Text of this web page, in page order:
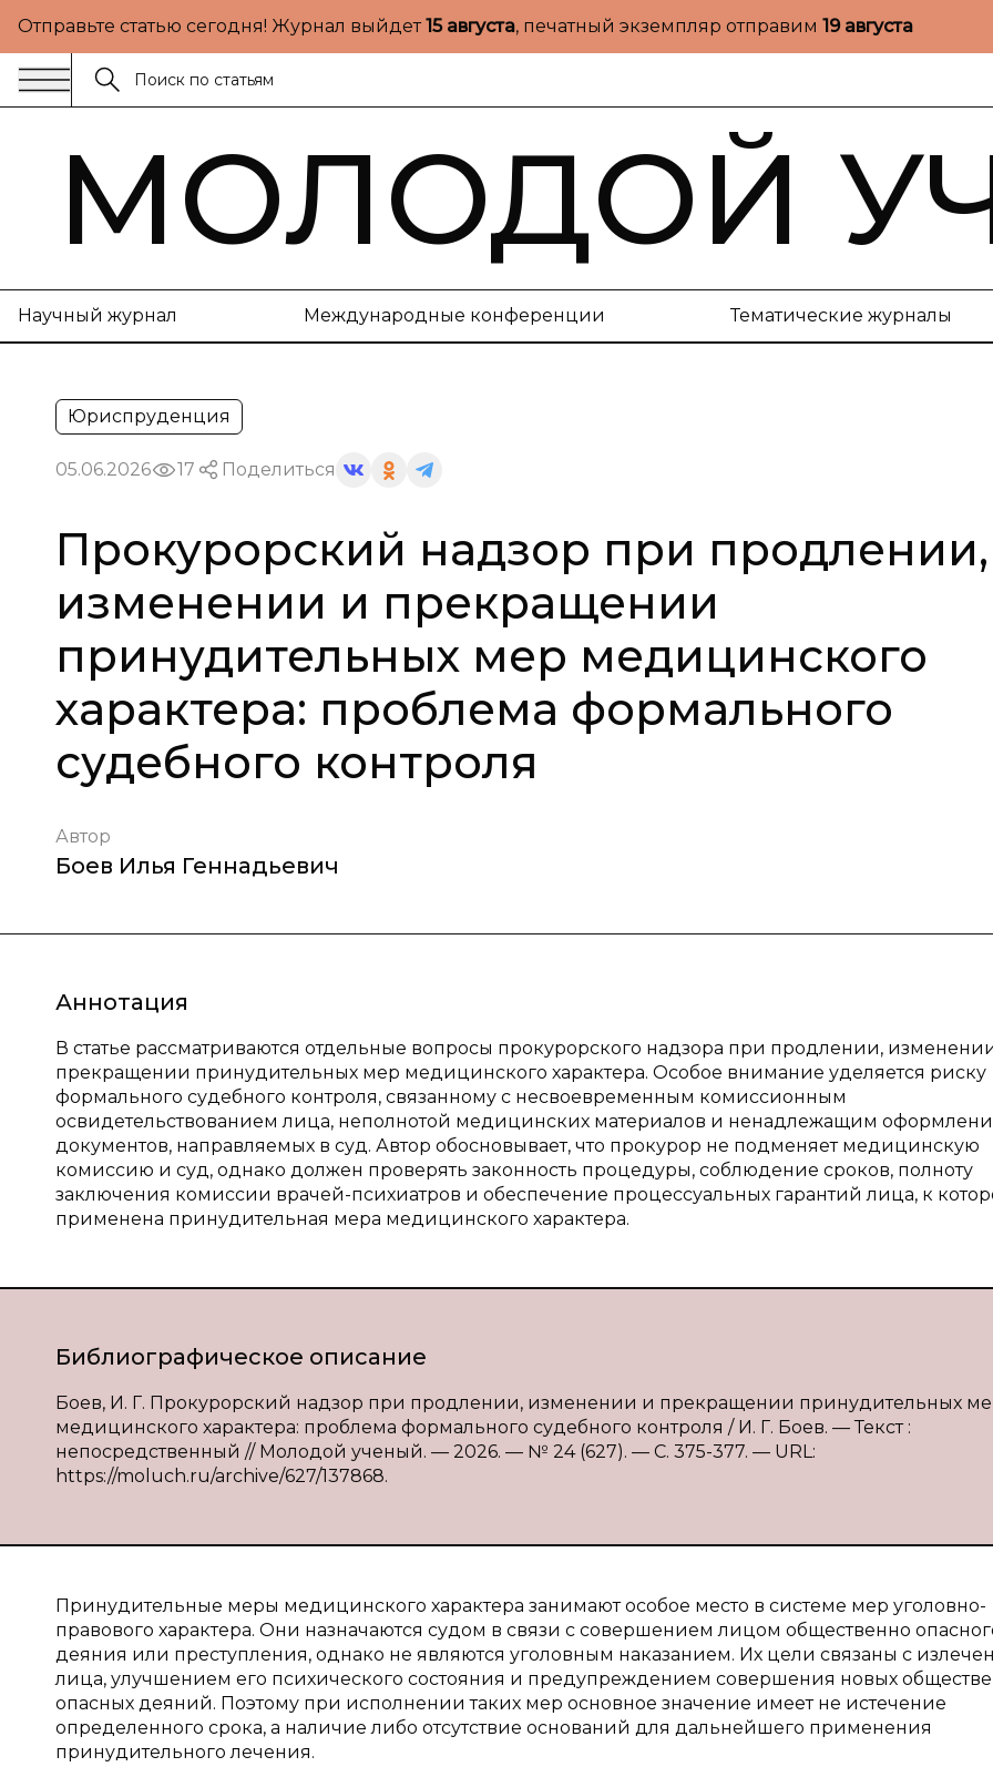
Отправьте статью сегодня! Журнал выйдет15 августа, печатный экземпляр отправим 19 августа
МОЛОДОЙ
Научный журнал Международные конференции Тематические журналы
Юриспруденция
05.06.2026 17 Поделиться
Прокурорский надзор при продлении,
изменении и прекращении
принудительных мер медицинского
характера: проблема формального
судебного контроля
Автор
Боев Илья Геннадьевич
Аннотация
В статье рассматриваются отдельные вопросы прокурорского надзора при продлении,
прекращении принудительных мер медицинского характера. Особое внимание уделяется риску
формального судебного контроля, связанному с несвоевременным комиссионным
освидетельствованием лица, неполнотой медицинских материалов и ненадлежащим
документов, направляемых в суд. Автор обосновывает, что прокурор не подменяет медицинскую
комиссию и суд, однако должен проверять законность процедуры, соблюдение сроков, полноту
заключения комиссии врачей-психиатров и обеспечение процессуальных гарантий лица, к
применена принудительная мера медицинского характера.
Библиографическое описание
Боев, И. Г. Прокурорский надзор при продлении, изменении и прекращении принудительных
медицинского характера: проблема формального судебного контроля / И. Г. Боев. — Текст :
непосредственный // Молодой ученый. — 2026. — № 24 (627). — С. 375-377. — URL:
https://moluch.ru/archive/627/137868.
Принудительные меры медицинского характера занимают особое место в системе мер уголовно-
правового характера. Они назначаются судом в связи с совершением лицом общественно
деяния или преступления, однако не являются уголовным наказанием. Их цели связаны с
лица, улучшением его психического состояния и предупреждением совершения новых
опасных деяний. Поэтому при исполнении таких мер основное значение имеет не истечение
определенного срока, а наличие либо отсутствие оснований для дальнейшего применения
принудительного лечения.